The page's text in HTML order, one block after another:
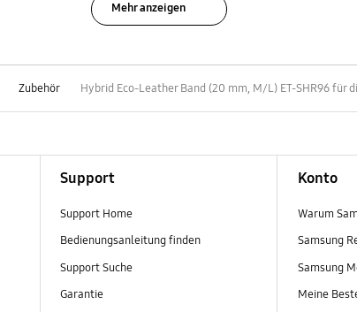
Mehr anzeigen
Zubehör Hybrid Eco-Leather Band (20 mm, M/L) ET-SHR96 für
Support
Support Home
Bedienungsanleitung finden
Support Suche
Garantie
Konto
Warum
Samsung
Samsung
Meine